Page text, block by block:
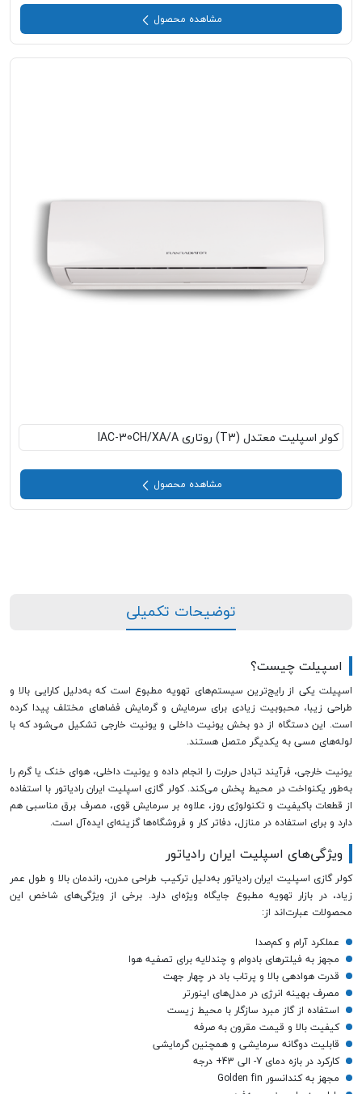
مشاهده محصول
کولر اسپلیت معتدل (T3) روتاری IAC-30CH/XA/A
مشاهده محصول
توضیحات تکمیلی
اسپیلت چیست؟
اسپیلت یکی از رایج‌ترین سیستم‌های تهویه مطبوع است که به‌دلیل کارایی بالا و
طراحی زیبا، محبوبیت زیادی برای سرمایش و گرمایش فضاهای مختلف پیدا کرده
است. این دستگاه از دو بخش یونیت داخلی و یونیت خارجی تشکیل می‌شود که با
لوله‌های مسی به یکدیگر متصل هستند.
یونیت خارجی، فرآیند تبادل حرارت را انجام داده و یونیت داخلی، هوای خنک یا گرم را
به‌طور یکنواخت در محیط پخش می‌کند. کولر گازی اسپلیت ایران رادیاتور با استفاده
از قطعات باکیفیت و تکنولوژی روز، علاوه بر سرمایش قوی، مصرف برق مناسبی هم
دارد و برای استفاده در منازل، دفاتر کار و فروشگاه‌ها گزینه‌ای ایده‌آل است.
ویژگی‌های اسپلیت ایران رادیاتور
کولر گازی اسپلیت ایران رادیاتور به‌دلیل ترکیب طراحی مدرن، راندمان بالا و طول عمر
زیاد، در بازار تهویه مطبوع جایگاه ویژه‌ای دارد. برخی از ویژگی‌های شاخص این
محصولات عبارت‌اند از:
عملکرد آرام و کم‌صدا
مجهز به فیلترهای بادوام و چندلایه برای تصفیه هوا
قدرت هوادهی بالا و پرتاب باد در چهار جهت
مصرف بهینه انرژی در مدل‌های اینورتر
استفاده از گاز مبرد سازگار با محیط زیست
کیفیت بالا و قیمت مقرون به صرفه
قابلیت دوگانه سرمایشی و همچنین گرمایشی
کارکرد در بازه دمای 7- الی 43+ درجه
مجهز به کندانسور Golden fin